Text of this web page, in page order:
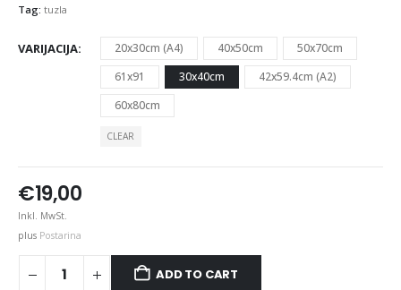
Tag: tuzla
VARIJACIJA 20x30cm (A4) 40x50cm
50x70cm
61x91
30x40cm
42x59.4cm (A2)
60x80cm
CLEAR
€19,00
Inkl. MwSt.
plus Postarina
ADD TO CART